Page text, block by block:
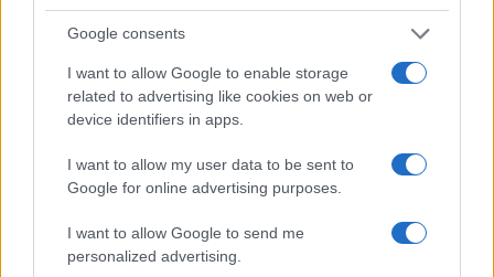
Google consents
I want to allow Google to enable storage
related to advertising like cookies on web or
device identifiers in apps.
I want to allow my user data to be sent to
Google for online advertising purposes.
I want to allow Google to send me
personalized advertising.
Codacons denuncia: i problemi che affliggono la Sicilia
Matteo Pellegrino · 25 Lug 2026